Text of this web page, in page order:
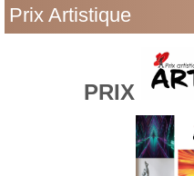
Prix Artistique
PRIX